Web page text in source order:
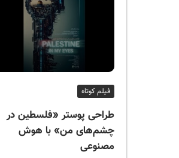
فیلم کوتاه
طراحی پوستر «فلسطین در
چشم‌های من» با هوش
مصنوعی